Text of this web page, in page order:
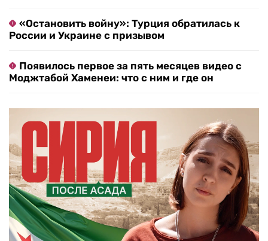
«Остановить войну»: Турция обратилась к
России и Украине с призывом
Появилось первое за пять месяцев видео с
Моджтабой Хаменеи: что с ним и где он